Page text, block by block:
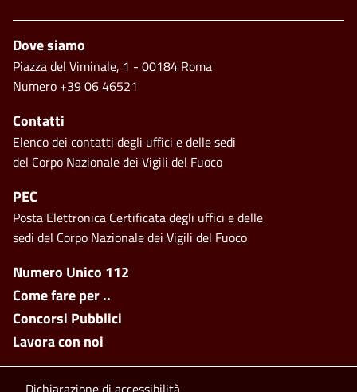
Footer side menu
Numero Unico 112
Come fare per ..
Concorsi Pubblici
Lavora con noi
Piè di pagina
Dove siamo
Piazza del Viminale, 1 - 00184 Roma
Numero +39 06 46521
Contatti
Elenco dei contatti degli uffici e delle sedi
del Corpo Nazionale dei Vigili del Fuoco
PEC
Posta Elettronica Certificata degli uffici e delle
sedi del Corpo Nazionale dei Vigili del Fuoco